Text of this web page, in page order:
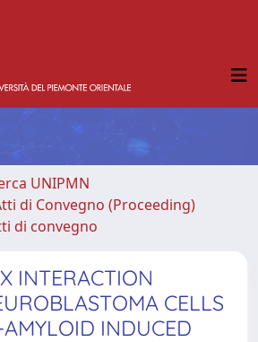
UNIPMN
di Convegno (Proceeding)
di convegno
INTERACTION
CELLS
INDUCED